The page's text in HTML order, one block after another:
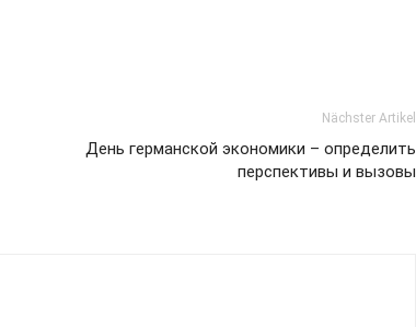
Nächster Artikel
День германской экономики – определить
перспективы и вызовы